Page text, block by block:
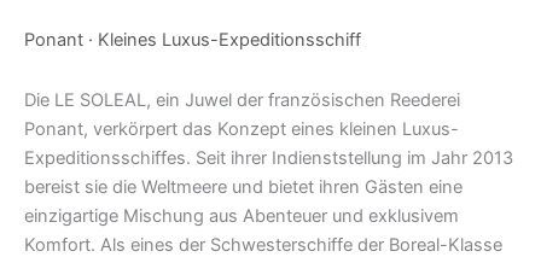
Ponant · Kleines Luxus-Expeditionsschiff
Die LE SOLEAL, ein Juwel der französischen Reederei
Ponant, verkörpert das Konzept eines kleinen Luxus-
Expeditionsschiffes. Seit ihrer Indienststellung im Jahr 2013
bereist sie die Weltmeere und bietet ihren Gästen eine
einzigartige Mischung aus Abenteuer und exklusivem
Komfort. Als eines der Schwesterschiffe der Boreal-Klasse